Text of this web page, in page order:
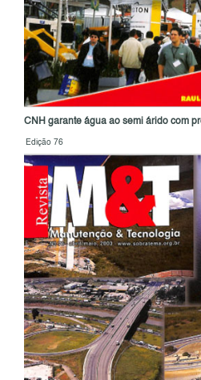
CNH garante água ao semi árido com
Edição 76